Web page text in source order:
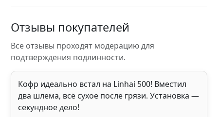
Отзывы покупателей
Все отзывы проходят модерацию для
подтверждения подлинности.
Кофр идеально встал на Linhai 500! Вместил
два шлема, всё сухое после грязи. Установка —
секундное дело!